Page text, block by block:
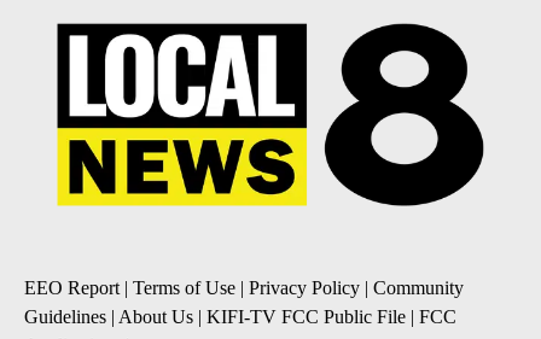
EEO Report | Terms of Use | Privacy Policy | Community
Guidelines | About Us | KIFI-TV FCC Public File | FCC